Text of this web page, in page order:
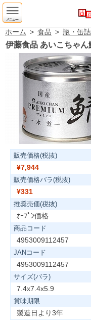
ホーム > 食品 > 瓶・缶詰
伊藤食品 あいこちゃ
販売価格(税抜)
¥7,944
販売価格バラ(税抜)
¥331
推奨売価(税抜)
ｵｰﾌﾟﾝ価格
商品コード
4953009112457
JANコード
4953009112457
サイズ(バラ)
7.4x7.4x5.9
賞味期限
製造日より3年